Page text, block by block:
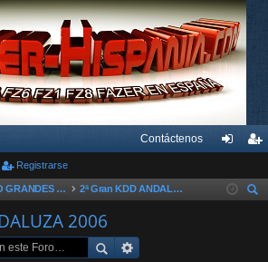
Contáctenos
nti ist
Registrarse
ARCHIVO GRANDES KDD´s Y OTROS EVENTOS
2ª Gran KDD ANDALUZA 2006
2006